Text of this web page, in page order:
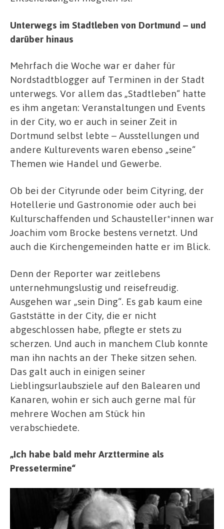
Unterwegs im Stadtleben von Dortmund – und
darüber hinaus
Mehrfach die Woche war er daher für
Nordstadtblogger auf Terminen in der Stadt
unterwegs. Vor allem das „Stadtleben“ hatte
es ihm angetan: Veranstaltungen und Events
in der City, wo er auch in seiner Zeit in
Dortmund selbst lebte – Ausstellungen und
andere Kulturevents waren ebenso „seine“
Themen wie Handel und Gewerbe.
Ob bei der Cityrunde oder beim Cityring, der
Hotellerie und Gastronomie oder auch bei
Kulturschaffenden und Schausteller*innen war
Joachim vom Brocke bestens vernetzt. Und
auch die Kirchengemeinden hatte er im Blick.
Denn der Reporter war zeitlebens
unternehmungslustig und reisefreudig.
Ausgehen war „sein Ding“. Es gab kaum eine
Gaststätte in der City, die er nicht
abgeschlossen habe, pflegte er stets zu
scherzen. Und auch in manchem Club konnte
man ihn nachts an der Theke sitzen sehen.
Das galt auch in einigen seiner
Lieblingsurlaubsziele auf den Balearen und
Kanaren, wohin er sich auch gerne mal für
mehrere Wochen am Stück hin
verabschiedete.
„Ich habe bald mehr Arzttermine als
Pressetermine“